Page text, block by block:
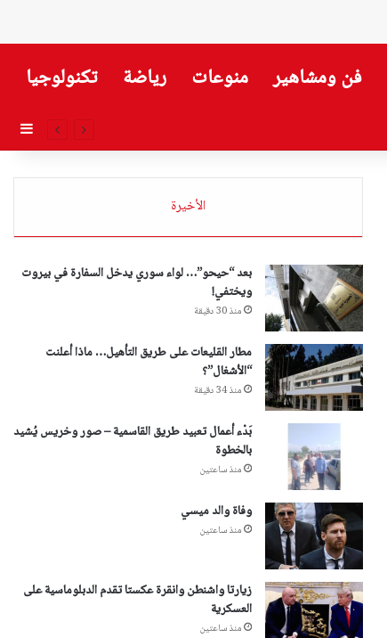
فن ومشاهير منوعات رياضة تكنولوجيا
الأخيرة
بعد “حيحو”… لواء سوري يدخل السفارة في بيروت
ويختفي!
منذ 30 دقيقة
مطار القليعات على طريق التأهيل… ماذا أعلنت
“الأشغال”؟
منذ 34 دقيقة
بَدْء أعمال تعبيد طريق القاسمية – صور وخريس يُشيد
بالخطوة
منذ ساعتين
وفاة والد ميسي
منذ ساعتين
زيارتا واشنطن وانقرة عكستا تقدم الدبلوماسية على
العسكرية
منذ ساعتين